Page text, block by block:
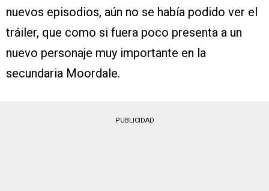
nuevos episodios, aún no se había podido ver el
tráiler, que como si fuera poco presenta a un
nuevo personaje muy importante en la
secundaria Moordale.
PUBLICIDAD